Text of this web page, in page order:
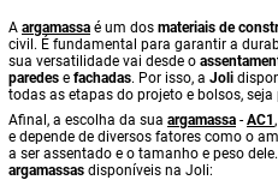
A argamassa é um dos materiais de
civil. É fundamental para garantir a
sua versatilidade vai desde o
paredes e fachadas. Por isso, a Joli
todas as etapas do projeto e bolsos, seja
Afinal, a escolha da sua argamassa - AC1 ,
e depende de diversos fatores como o
a ser assentado e o tamanho e peso
argamassas disponíveis na Joli: